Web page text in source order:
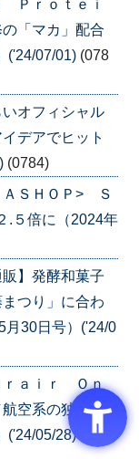
Ｐｒｏｔｅｉ
「マカ」配合
('24/07/01) (078
オフィシャル
デアでヒット
(0784)
ＳＨＯＰ> Ｓ
.５倍に（2024年
】発酵和菓子
つり」に合わ
月30日号）('24/0
ｒａｉｒ Ｏｎ
空系の独自商
('24/05/28)
(078